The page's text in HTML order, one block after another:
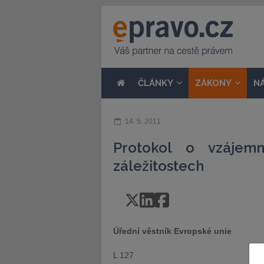
ČLÁNKY ZÁKONY
14. 5. 2011
Protokol o
záležitostech
Úřední věstník Evropské unie
L 127